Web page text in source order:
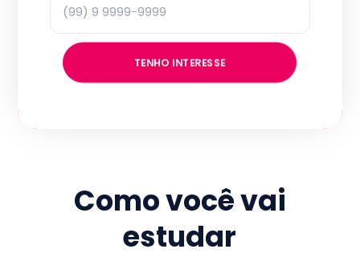
TENHO INTERESSE
Como você vai
estudar